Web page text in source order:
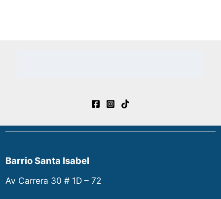
Barrio Santa Isabel
Av Carrera 30 # 1D – 72